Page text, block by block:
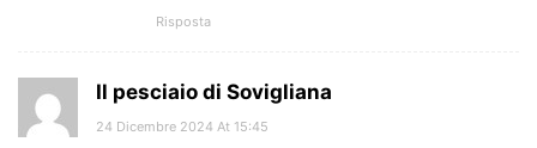
Risposta
Il pesciaio di Sovigliana
24 Dicembre 2024 At 15:45